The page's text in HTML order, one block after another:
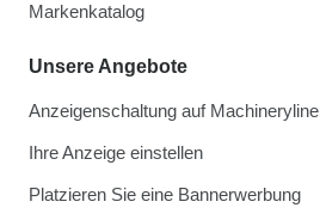
Markenkatalog
Unsere Angebote
Anzeigenschaltung auf Machineryline
Ihre Anzeige einstellen
Platzieren Sie eine Bannerwerbung